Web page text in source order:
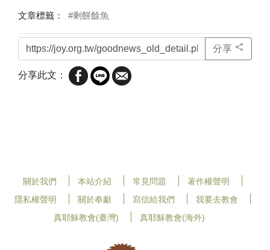
文章標籤： #剩餅餘魚
分享
分享此文：
關於我們 本站介紹 常見問題
著作權聲明
隱私權聲明
關於奉獻 寫信給我們
我要去教會
真耶穌教會(臺灣)
真耶穌教會(海外)